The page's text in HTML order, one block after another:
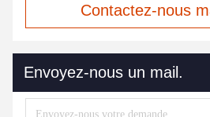
Contactez-nous
Envoyez-nous un mail.